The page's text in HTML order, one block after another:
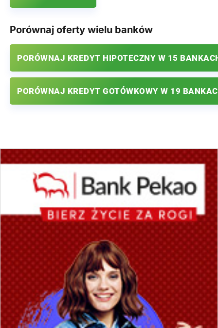
Porównaj oferty wielu banków
PORÓWNAJ KREDYT HIPOTECZNY W 15
PORÓWNAJ KREDYT GOTÓWKOWY W 19